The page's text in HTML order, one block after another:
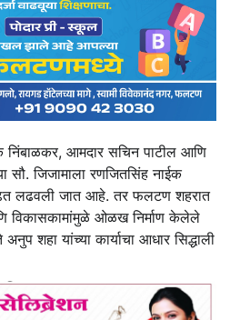
निंबाळकर, आमदार सचिन पाटील आणि
सौ. जिजामाला रणजितसिंह नाईक
लढवली जात आहे. तर फलटण शहरात
विकासकामांमुळे ओळख निर्माण केलेले
अनुप शहा यांच्या कार्याचा आधार सिद्धाली